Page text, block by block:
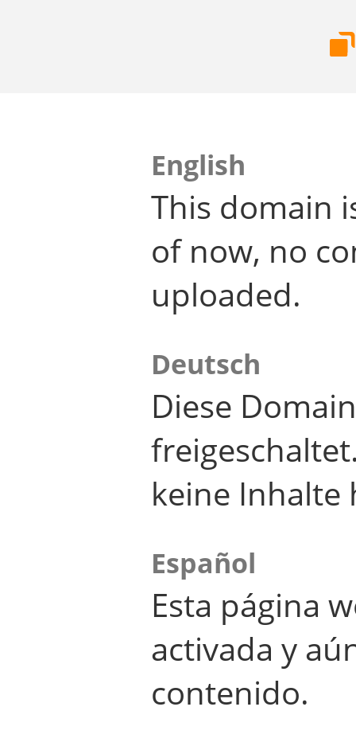
English
This domain
of now, no
uploaded.
Deutsch
Diese
keine Inhalte
Español
Esta página
activada y
contenido.